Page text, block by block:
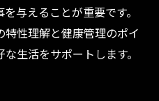
与えることが重要です。
性理解と健康管理のポイ
生活をサポートします。